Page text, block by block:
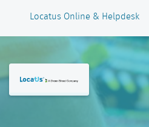
Locatus Online & Helpdesk